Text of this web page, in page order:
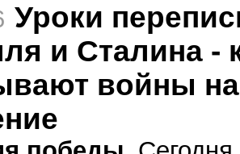
Уроки
и Сталина -
войны на